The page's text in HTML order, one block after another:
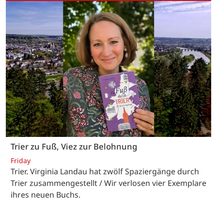
Trier zu Fuß, Viez zur Belohnung
Friday
Trier. Virginia Landau hat zwölf Spaziergänge durch
Trier zusammengestellt / Wir verlosen vier Exemplare
ihres neuen Buchs.